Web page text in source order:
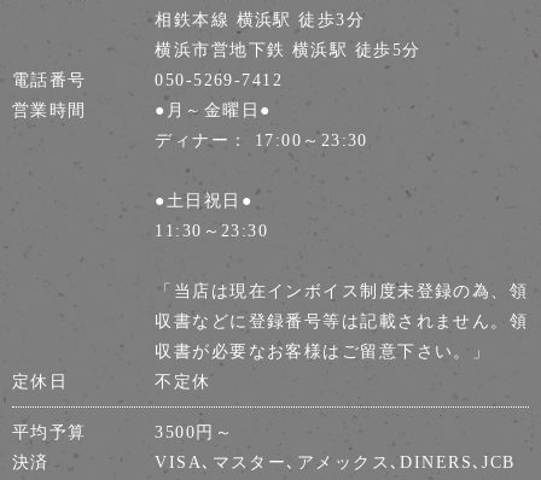
相鉄本線 横浜駅 徒歩3分
横浜市営地下鉄 横浜駅 徒歩5分
電話番号
050-5269-7412
営業時間
●月～金曜日●
ディナー： 17:00～23:30
●土日祝日●
11:30～23:30
「当店は現在インボイス制度未登録の為、領
収書などに登録番号等は記載されません。領
収書が必要なお客様はご留意下さい。」
定休日
不定休
平均予算
3500円～
決済
VISA､マスター､アメックス､DINERS､JCB